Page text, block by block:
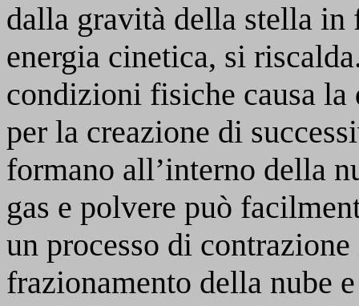
dalla gravità della stella in
energia cinetica, si
condizioni fisiche causa
per la creazione di
formano all’interno della
gas e polvere può
un processo di
frazionamento della nube